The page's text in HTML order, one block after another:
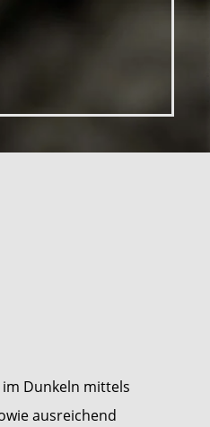
im Dunkeln mittels
ausreichend